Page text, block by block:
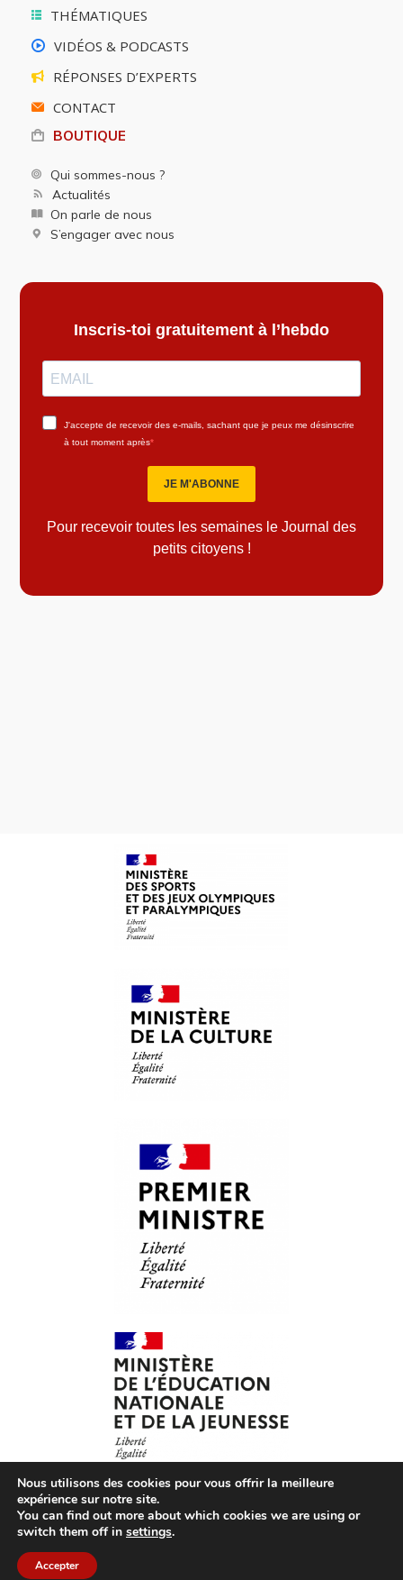
THÉMATIQUES
VIDÉOS & PODCASTS
RÉPONSES D’EXPERTS
CONTACT
BOUTIQUE
Qui sommes-nous ?
Actualités
On parle de nous
S’engager avec nous
© Les Petits Citoyens – 2026 – Tous droits réservés – CGV
– CGU–Mentions légales
par le ministère de l’Éducation nationale
Nous utilisons des cookies pour vous offrir la meilleure
expérience sur notre site.
You can find out more about which cookies we are using or
switch them off in settings.
Accepter